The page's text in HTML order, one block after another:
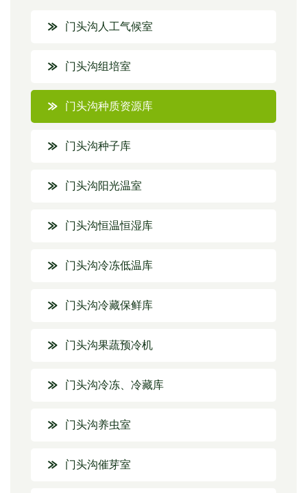
门头沟人工气候室
门头沟组培室
门头沟种质资源库
门头沟种子库
门头沟阳光温室
门头沟恒温恒湿库
门头沟冷冻低温库
门头沟冷藏保鲜库
门头沟果蔬预冷机
门头沟冷冻、冷藏库
门头沟养虫室
门头沟催芽室